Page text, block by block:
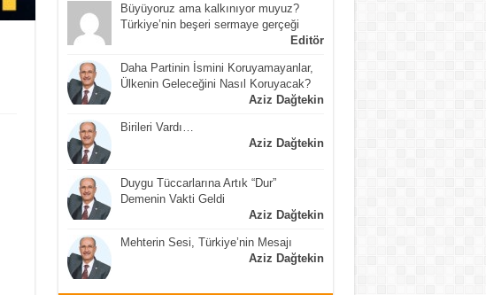
Büyüyoruz ama kalkınıyor muyuz?
Türkiye’nin beşeri sermaye gerçeği
Editör
Daha Partinin İsmini Koruyamayanlar,
Ülkenin Geleceğini Nasıl Koruyacak?
Aziz Dağtekin
Birileri Vardı…
Aziz Dağtekin
Duygu Tüccarlarına Artık “Dur”
Demenin Vakti Geldi
Aziz Dağtekin
Mehterin Sesi, Türkiye’nin Mesajı
Aziz Dağtekin